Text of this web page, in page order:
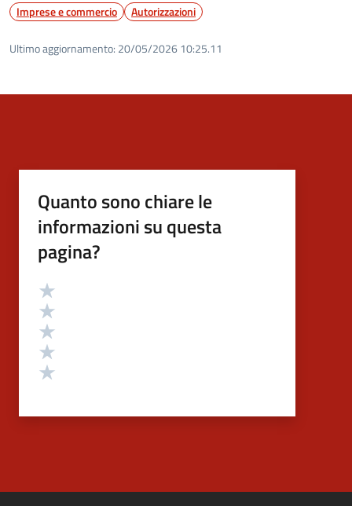
Imprese e commercio Autorizzazioni
Ultimo aggiornamento: 20/05/2026 10:25.11
Quanto sono chiare le
informazioni su questa
pagina?
Valutazione